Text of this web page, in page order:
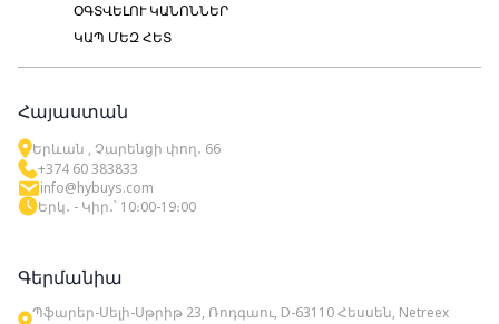
ՕԳՏՎԵԼՈՒ ԿԱՆՈՆՆԵՐ
ԿԱՊ ՄԵԶ ՀԵՏ
Հայաստան
Երևան , Չարենցի փող․ 66
+374 60 383833
info@hybuys.com
Երկ․ - Կիր․՝ 10։00-19։00
Գերմանիա
Պֆարեր-Սելի-Սթրիթ 23, Ռոդգաու, D-63110 Հեսսեն, Netreex